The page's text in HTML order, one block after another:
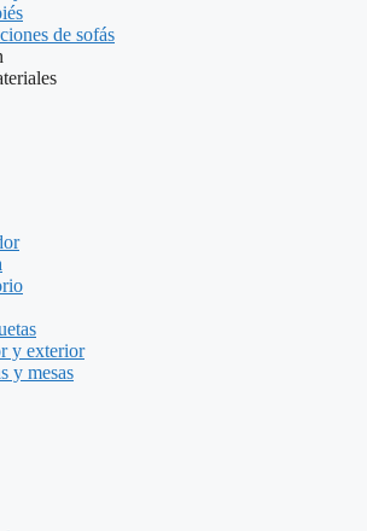
de sofás
y exterior
y mesas